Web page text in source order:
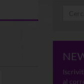
al